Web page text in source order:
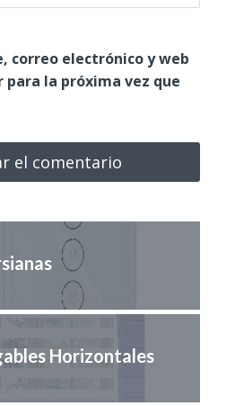
correo electrónico y web
para la próxima vez que
Horizontales